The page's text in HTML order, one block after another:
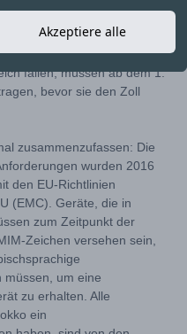
Handel und Industrie
formellen Durchsetzung
EMC/LVD bestätigt. Alle
fallen, müssen ab dem 1.
bevor sie den Zoll
zusammenzufassen: Die
wurden 2016
den EU-Richtlinien
(EMC). Geräte, die in
zum Zeitpunkt der
Zeichen versehen sein,
müssen, um eine
zu erhalten. Alle
ein
Akzeptiere alle